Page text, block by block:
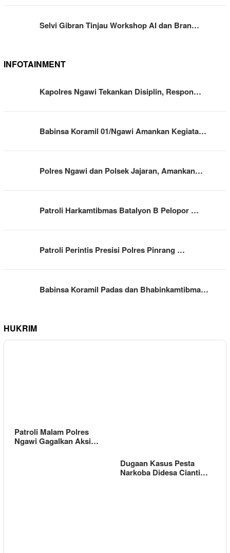
Selvi Gibran Tinjau Workshop AI dan Bran…
INFOTAINMENT
Kapolres Ngawi Tekankan Disiplin, Respon…
Babinsa Koramil 01/Ngawi Amankan Kegiata…
Polres Ngawi dan Polsek Jajaran, Amankan…
Patroli Harkamtibmas Batalyon B Pelopor …
Patroli Perintis Presisi Polres Pinrang …
Babinsa Koramil Padas dan Bhabinkamtibma…
HUKRIM
Patroli Malam Polres
Ngawi Gagalkan Aksi…
Dugaan Kasus Pesta
Narkoba Didesa Cianti…